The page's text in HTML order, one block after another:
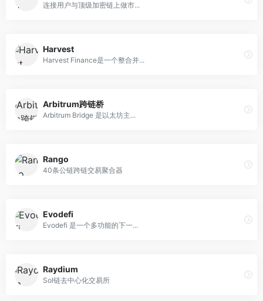
连接用户与顶级加密链上做市...
Harvest
Harvest Finance是一个整合并...
Arbitrum跨链桥
Arbitrum Bridge 是以太坊主...
Rango
40条公链跨链交易聚合器
Evodefi
Evodefi 是一个多功能的下一...
Raydium
Sol链去中心化交易所